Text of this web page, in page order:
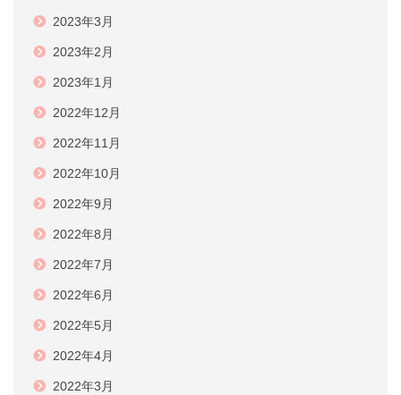
2023年3月
2023年2月
2023年1月
2022年12月
2022年11月
2022年10月
2022年9月
2022年8月
2022年7月
2022年6月
2022年5月
2022年4月
2022年3月